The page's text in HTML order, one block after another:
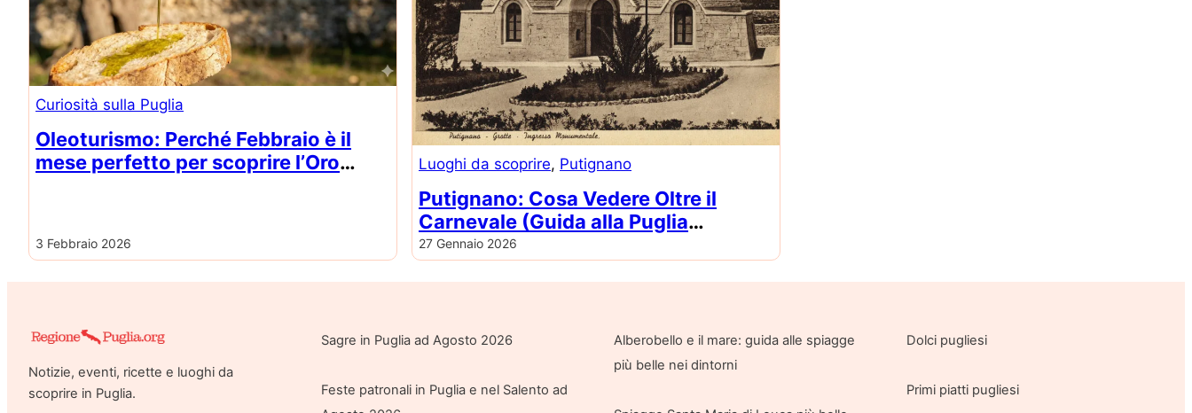
Curiosità sulla Puglia
Oleoturismo: Perché Febbraio è il
mese perfetto per scoprire l’Oro
3 Febbraio 2026
Luoghi da scoprire, Putignano
Putignano: Cosa Vedere Oltre il
Carnevale (Guida alla Puglia
Autentica)
27 Gennaio 2026
Notizie, eventi, ricette e luoghi da
scoprire in Puglia.
Sagre in Puglia ad Agosto 2026
Feste patronali in Puglia e nel Salento ad
Alberobello e il mare: guida alle spiagge
più belle nei dintorni
Dolci pugliesi
Primi piatti pugliesi